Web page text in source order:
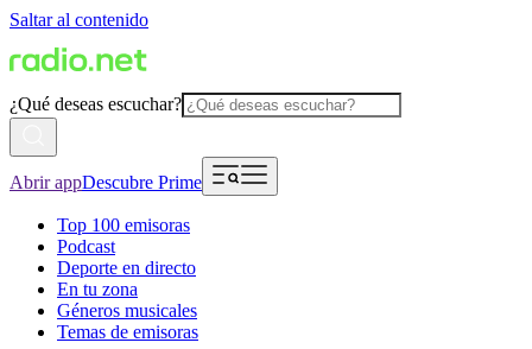
Saltar al contenido
¿Qué deseas escuchar?
Abrir appDescubre Prime
Top 100 emisoras
Podcast
Deporte en directo
En tu zona
Géneros musicales
Temas de emisoras